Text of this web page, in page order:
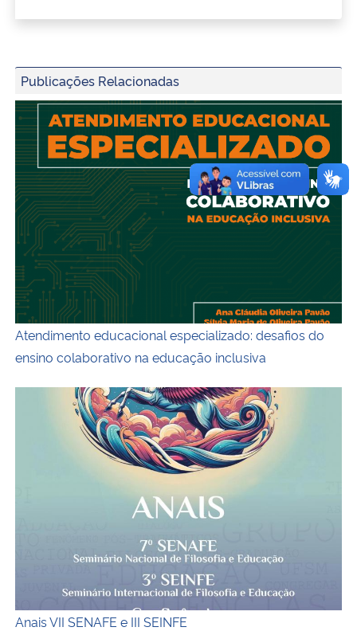
Publicações Relacionadas
Capa do ebook
Atendimento educacional especializado: desafios do
ensino colaborativo na educação inclusiva
Anais 7 SENAFE e 3 SEINFE
Anais VII SENAFE e III SEINFE